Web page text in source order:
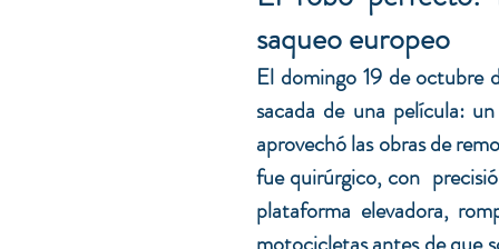
saqueo europeo
El domingo 19 de octubre
sacada de una película:
aprovechó las obras de
fue quirúrgico, con
plataforma elevadora,